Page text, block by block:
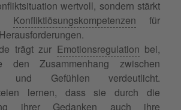
wertvoll, sondern stärkt
Konfliktlösungskompetenzen für
trägt zur Emotionsregulation bei,
den Zusammenhang zwischen
und Gefühlen verdeutlicht.
lernen, dass sie durch die
ihrer Gedanken auch ihre